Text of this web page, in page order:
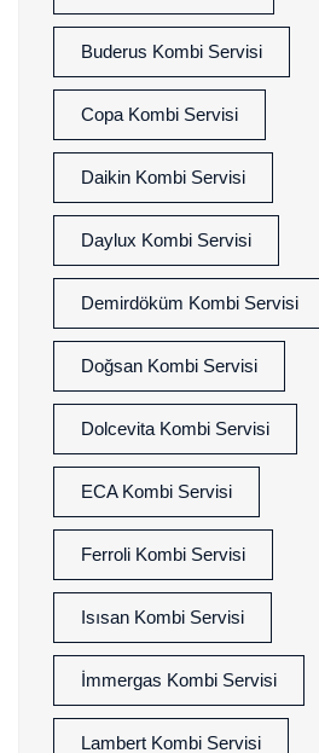
Buderus Kombi Servisi
Copa Kombi Servisi
Daikin Kombi Servisi
Daylux Kombi Servisi
Demirdöküm Kombi Servisi
Doğsan Kombi Servisi
Dolcevita Kombi Servisi
ECA Kombi Servisi
Ferroli Kombi Servisi
Isısan Kombi Servisi
İmmergas Kombi Servisi
Lambert Kombi Servisi